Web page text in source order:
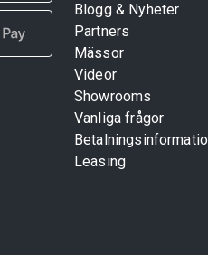
Blogg & Nyheter
Partners
Mässor
Videor
Showrooms
Vanliga frågor
Leasing